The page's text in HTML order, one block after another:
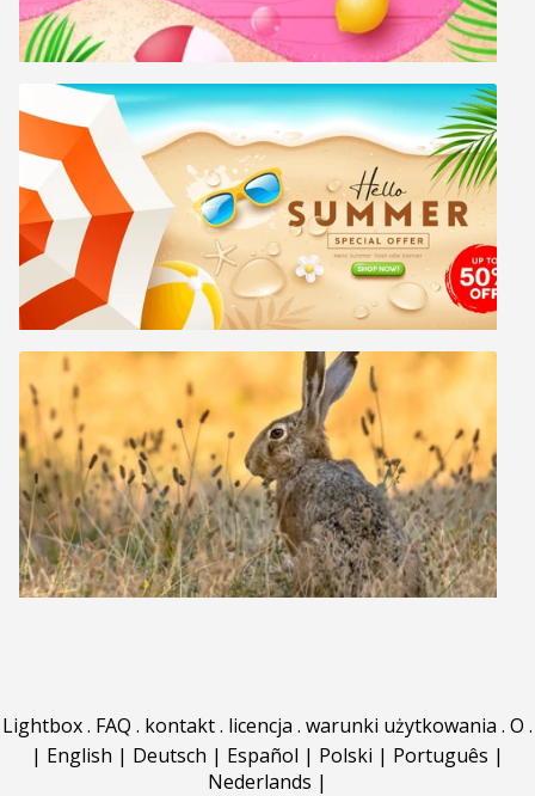
Lightbox. FAQ . kontakt. licencja . warunki użytkowania . O .
| English | Deutsch | Español | Polski | Português |
Nederlands |